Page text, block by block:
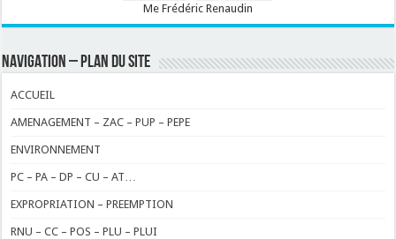
Me Frédéric Renaudin
NAVIGATION – PLAN DU SITE
ACCUEIL
AMENAGEMENT – ZAC – PUP – PEPE
ENVIRONNEMENT
PC – PA – DP – CU – AT…
EXPROPRIATION – PREEMPTION
RNU – CC – POS – PLU – PLUI